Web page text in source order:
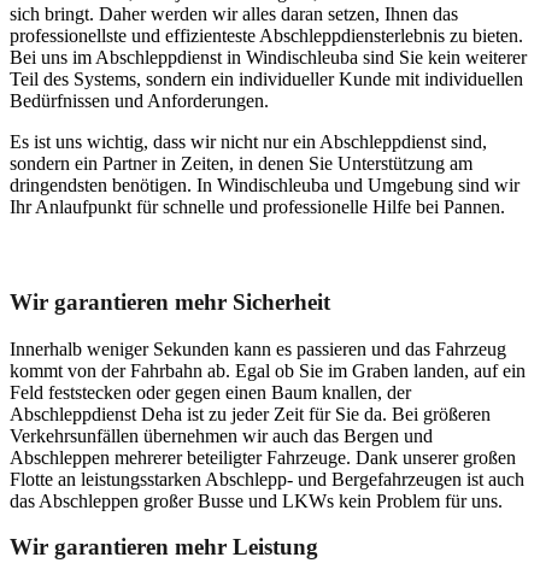
sich bringt. Daher werden wir alles daran setzen, Ihnen das
professionellste und effizienteste Abschleppdiensterlebnis zu bieten.
Bei uns im Abschleppdienst in Windischleuba sind Sie kein weiterer
Teil des Systems, sondern ein individueller Kunde mit individuellen
Bedürfnissen und Anforderungen.
Es ist uns wichtig, dass wir nicht nur ein Abschleppdienst sind,
sondern ein Partner in Zeiten, in denen Sie Unterstützung am
dringendsten benötigen. In Windischleuba und Umgebung sind wir
Ihr Anlaufpunkt für schnelle und professionelle Hilfe bei Pannen.
Wir garantieren mehr Sicherheit
Innerhalb weniger Sekunden kann es passieren und das Fahrzeug
kommt von der Fahrbahn ab. Egal ob Sie im Graben landen, auf ein
Feld feststecken oder gegen einen Baum knallen, der
Abschleppdienst Deha ist zu jeder Zeit für Sie da. Bei größeren
Verkehrsunfällen übernehmen wir auch das Bergen und
Abschleppen mehrerer beteiligter Fahrzeuge. Dank unserer großen
Flotte an leistungsstarken Abschlepp- und Bergefahrzeugen ist auch
das Abschleppen großer Busse und LKWs kein Problem für uns.
Wir garantieren mehr Leistung